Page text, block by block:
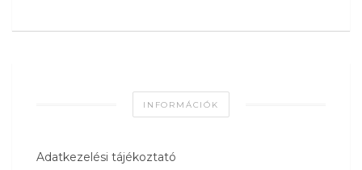
INFORMÁCIÓK
Adatkezelési tájékoztató